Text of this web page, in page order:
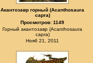
Акантозавр горный (Acanthosaura
capra)
Просмотров: 1149
Горный акантозавр (Acanthosaura
capra)
Нояб 21, 2011